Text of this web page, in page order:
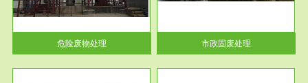
危险废物处理
废物处理业务包括市政废物的处
理处...
市政固废处理